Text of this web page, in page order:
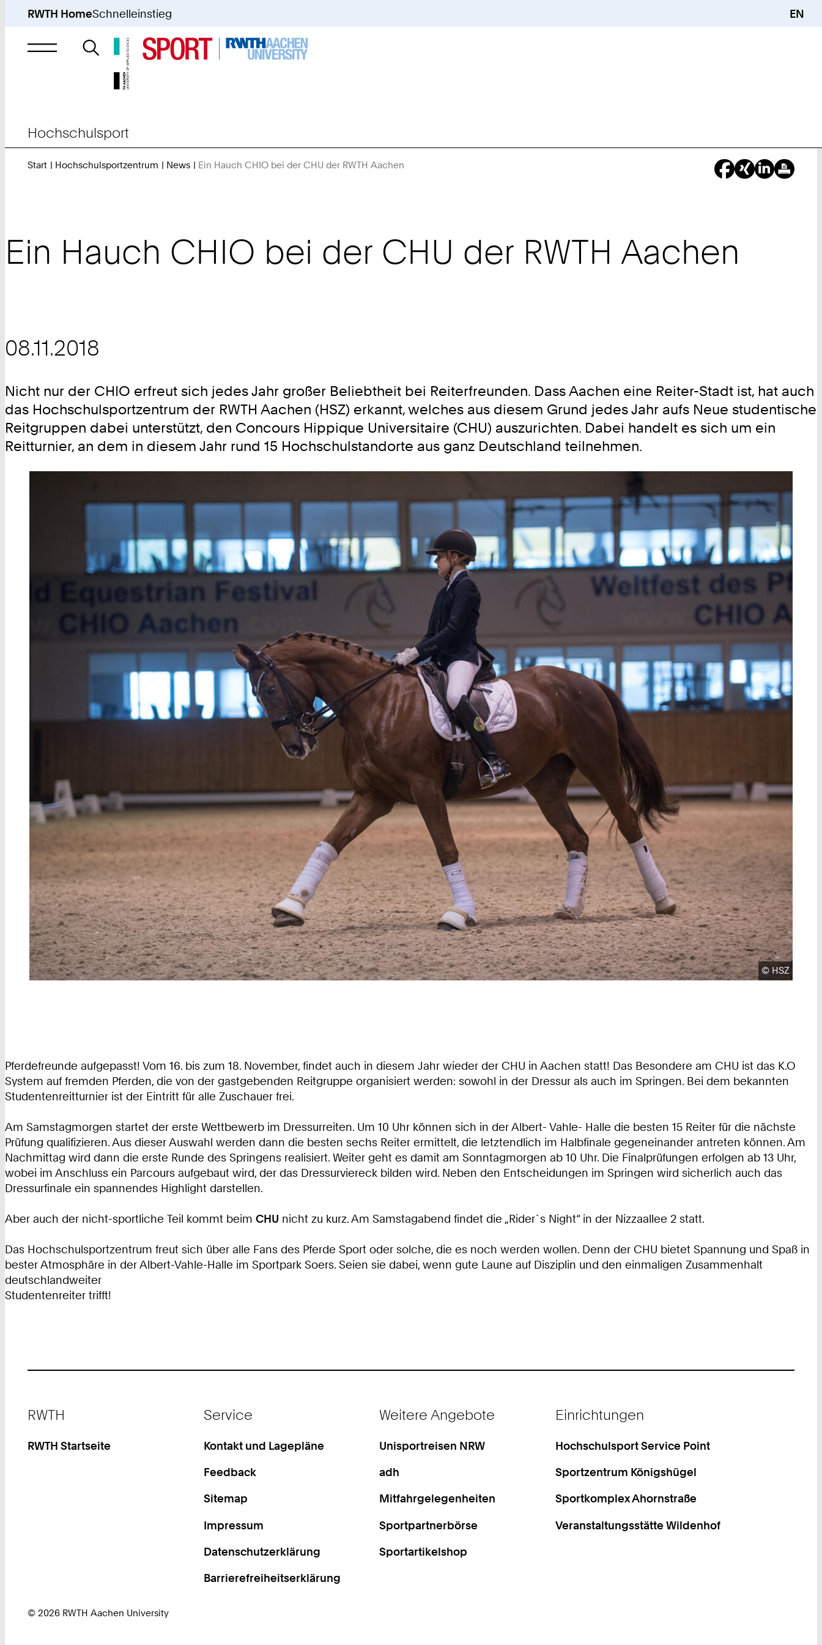
RWTH HomeSchnelleinstieg EN
Suche
nach
Hochschulsport
Start Hochschulsportzentrum News Ein Hauch CHIO bei der CHU der RWTH Aachen
Ein Hauch CHIO bei der CHU der RWTH Aachen
08.11.2018
Nicht nur der CHIO erfreut sich jedes Jahr großer Beliebtheit bei Reiterfreunden. Dass Aachen eine Reiter-Stadt ist, hat auch
das Hochschulsportzentrum der RWTH Aachen (HSZ) erkannt, welches aus diesem Grund jedes Jahr aufs Neue studentische
Reitgruppen dabei unterstützt, den Concours Hippique Universitaire (CHU) auszurichten. Dabei handelt es sich um ein
Reitturnier, an dem in diesem Jahr rund 15 Hochschulstandorte aus ganz Deutschland teilnehmen.
© HSZ
Pferdefreunde aufgepasst! Vom 16. bis zum 18. November, findet auch in diesem Jahr wieder der CHU in Aachen statt! Das Besondere am CHU ist das K.O
System auf fremden Pferden, die von der gastgebenden Reitgruppe organisiert werden: sowohl in der Dressur als auch im Springen. Bei dem bekannten
Studentenreitturnier ist der Eintritt für alle Zuschauer frei.
Am Samstagmorgen startet der erste Wettbewerb im Dressurreiten. Um 10 Uhr können sich in der Albert- Vahle- Halle die besten 15 Reiter für die nächste
Prüfung qualifizieren. Aus dieser Auswahl werden dann die besten sechs Reiter ermittelt, die letztendlich im Halbfinale gegeneinander antreten können. Am
Nachmittag wird dann die erste Runde des Springens realisiert. Weiter geht es damit am Sonntagmorgen ab 10 Uhr. Die Finalprüfungen erfolgen ab 13 Uhr,
wobei im Anschluss ein Parcours aufgebaut wird, der das Dressurviereck bilden wird. Neben den Entscheidungen im Springen wird sicherlich auch das
Dressurfinale ein spannendes Highlight darstellen.
Aber auch der nicht-sportliche Teil kommt beim CHU nicht zu kurz. Am Samstagabend findet die „Rider`s Night“ in der Nizzaallee 2 statt.
Das Hochschulsportzentrum freut sich über alle Fans des Pferde Sport oder solche, die es noch werden wollen. Denn der CHU bietet Spannung und Spaß in
bester Atmosphäre in der Albert-Vahle-Halle im Sportpark Soers. Seien sie dabei, wenn gute Laune auf Disziplin und den einmaligen Zusammenhalt
deutschlandweiter
Studentenreiter trifft!
RWTH
RWTH Startseite
Service
Kontakt und Lagepläne
Feedback
Sitemap
Impressum
Datenschutzerklärung
Barrierefreiheitserklärung
Weitere Angebote
Unisportreisen NRW
adh
Mitfahrgelegenheiten
Sportpartnerbörse
Sportartikelshop
Einrichtungen
Hochschulsport Service Point
Sportzentrum Königshügel
Sportkomplex Ahornstraße
Veranstaltungsstätte Wildenhof
© 2026 RWTH Aachen University